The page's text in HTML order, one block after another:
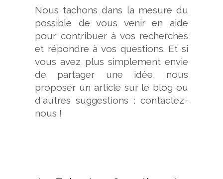
Nous tachons dans la mesure du
possible de vous venir en aide
pour contribuer à vos recherches
et répondre à vos questions. Et si
vous avez plus simplement envie
de partager une idée, nous
proposer un article sur le blog ou
d'autres suggestions : contactez-
nous !